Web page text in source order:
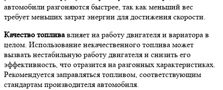
автомобили разгоняются быстрее, так как меньший вес
требует меньших затрат энергии для достижения скорости.
Качество топливавлияет на работу двигателя и вариатора в
целом. Использование некачественного топлива может
вызвать нестабильную работу двигателя и снизить его
эффективность, что отразится на разгонных характеристиках.
Рекомендуется заправляться топливом, соответствующим
стандартам производителя автомобиля.